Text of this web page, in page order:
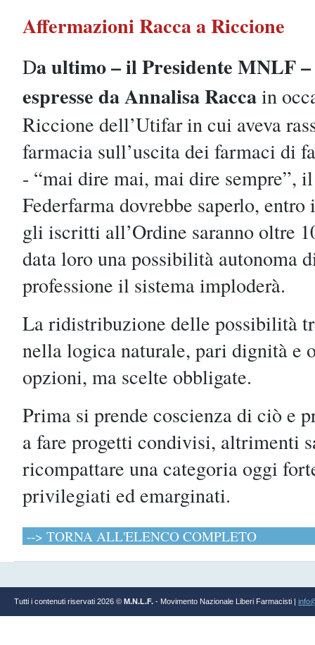
Affermazioni Racca a Riccione
Da ultimo – il Presidente MNLF
espresse da Annalisa Raccain
Riccione dell’Utifar in cui aveva
farmacia sull’uscita dei farmaci di
- “mai dire mai, mai dire sempre”,
Federfarma dovrebbe saperlo,
gli iscritti all’Ordine saranno oltre
data loro una possibilità autonoma
professione il sistema imploderà.
La ridistribuzione delle possibilità
nella logica naturale, pari dignità e
opzioni, ma scelte obbligate.
Prima si prende coscienza di ciò e
a fare progetti condivisi, altrimenti
ricompattare una categoria oggi
privilegiati ed emarginati.
--> TORNA ALL'ELENCO COMPLETO
Tutti i contenuti riservati 2026 © M.N.L.F. - Movimento Nazionale Liberi Farmacisti |